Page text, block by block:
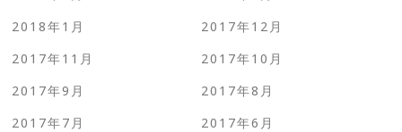
2018年1月
2017年12月
2017年11月
2017年10月
2017年9月
2017年8月
2017年7月
2017年6月